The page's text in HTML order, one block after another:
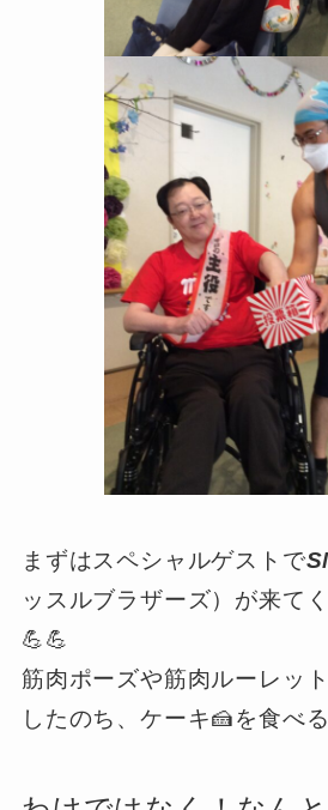
まずはスペシャルゲストで
ッスルブラザーズ）が来て
💪💪
筋肉ポーズや筋肉ルーレッ
したのち、ケーキ🍰を食べる